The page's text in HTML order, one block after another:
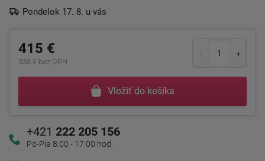
Pondelok 17. 8. u vás
415 €
338 € bez DPH
Vložiť do košíka
+421 222 205 156
Po-Pia 8:00 - 17:00 hod.